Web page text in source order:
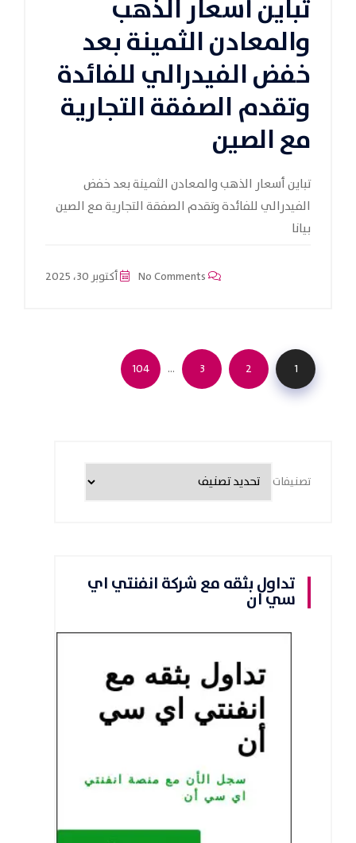
تباين أسعار الذهب
والمعادن الثمينة بعد
خفض الفيدرالي للفائدة
وتقدم الصفقة التجارية
مع الصين
تباين أسعار الذهب والمعادن الثمينة بعد خفض
الفيدرالي للفائدة وتقدم الصفقة التجارية مع الصين
بيانا
أكتوبر 30، 2025
1
2
3
…
104
تصنيفات
تداول بثقه مع شركة انفنتي اي
سي ان